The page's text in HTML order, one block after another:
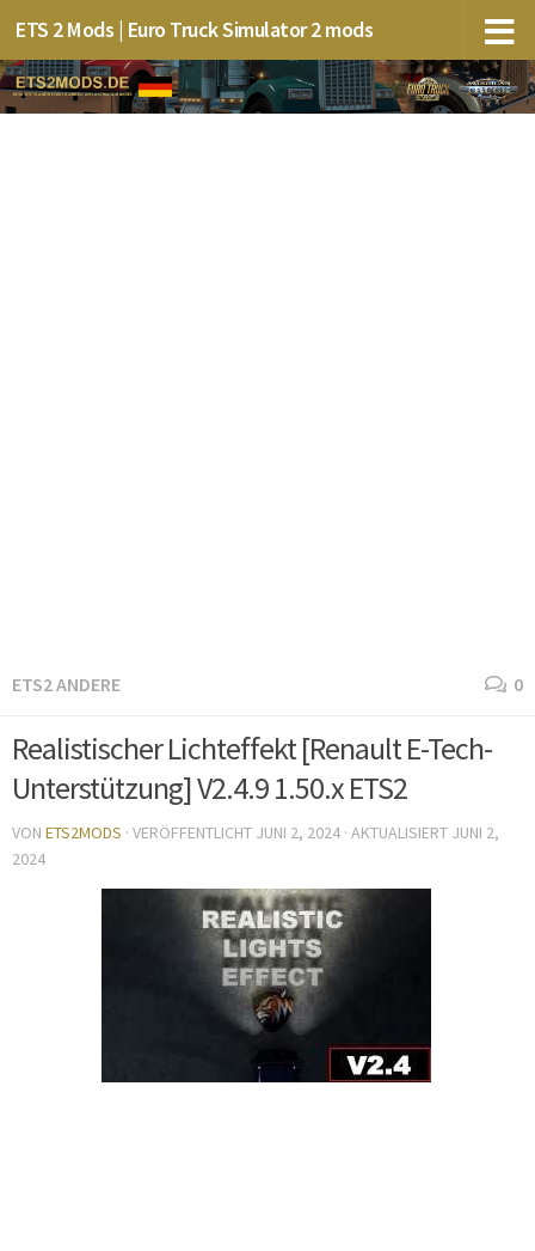
ETS 2 Mods | Euro Truck Simulator 2 mods
ETS2 ANDERE 0
Realistischer Lichteffekt [Renault E-Tech-
Unterstützung] V2.4.9 1.50.x ETS2
VON ETS2MODS · VERÖFFENTLICHT JUNI 2, 2024 · AKTUALISIERT JUNI 2,
2024